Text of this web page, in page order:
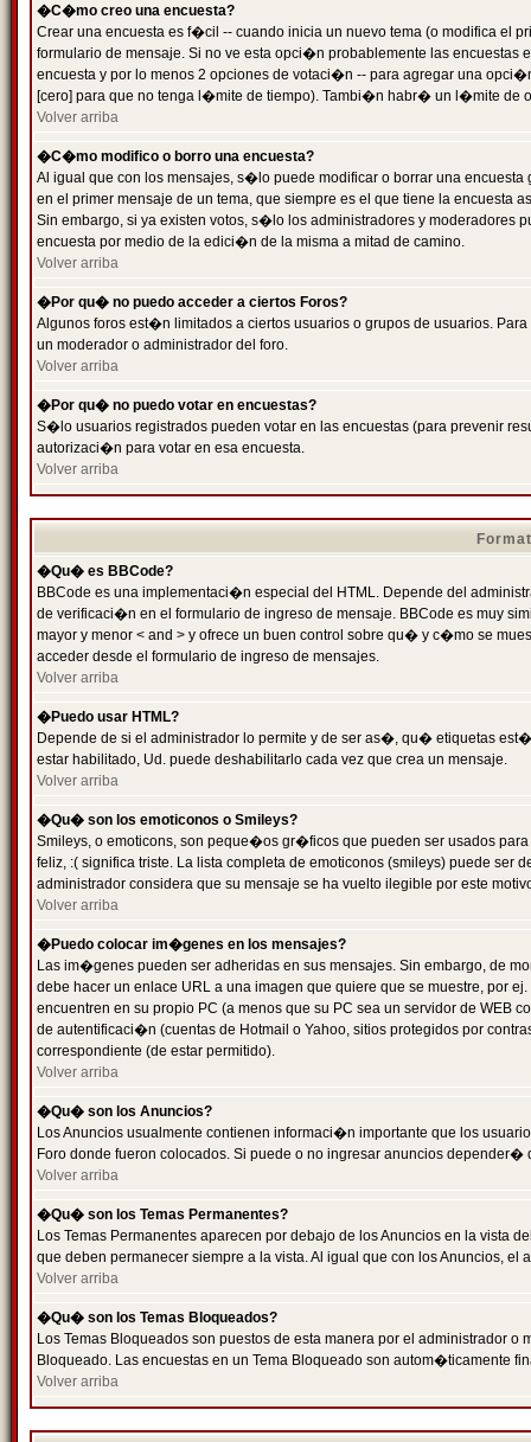
�C�mo creo una encuesta?
Crear una encuesta es f�cil -- cuando inicia un nuevo tema (o modifica el
formulario de mensaje. Si no ve esta opci�n probablemente las
encuesta y por lo menos 2 opciones de votaci�n -- para agregar una
[cero] para que no tenga l�mite de tiempo). Tambi�n habr� un l�mite de
Volver arriba
�C�mo modifico o borro una encuesta?
Al igual que con los mensajes, s�lo puede modificar o borrar una
en el primer mensaje de un tema, que siempre es el que tiene la encuesta
Sin embargo, si ya existen votos, s�lo los administradores y moderadores
encuesta por medio de la edici�n de la misma a mitad de camino.
Volver arriba
�Por qu� no puedo acceder a ciertos Foros?
Algunos foros est�n limitados a ciertos usuarios o grupos de usuarios.
un moderador o administrador del foro.
Volver arriba
�Por qu� no puedo votar en encuestas?
S�lo usuarios registrados pueden votar en las encuestas (para prevenir
autorizaci�n para votar en esa encuesta.
Volver arriba
�Qu� es BBCode?
BBCode es una implementaci�n especial del HTML. Depende del
de verificaci�n en el formulario de ingreso de mensaje. BBCode es muy
mayor y menor < and > y ofrece un buen control sobre qu� y c�mo se
acceder desde el formulario de ingreso de mensajes.
Volver arriba
�Puedo usar HTML?
Depende de si el administrador lo permite y de ser as�, qu� etiquetas
estar habilitado, Ud. puede deshabilitarlo cada vez que crea un mensaje.
Volver arriba
�Qu� son los emoticonos o Smileys?
Smileys, o emoticons, son peque�os gr�ficos que pueden ser usados
feliz, :( significa triste. La lista completa de emoticonos (smileys) puede
administrador considera que su mensaje se ha vuelto ilegible por este
Volver arriba
�Puedo colocar im�genes en los mensajes?
Las im�genes pueden ser adheridas en sus mensajes. Sin embargo, de
debe hacer un enlace URL a una imagen que quiere que se muestre, por
encuentren en su propio PC (a menos que su PC sea un servidor de
de autentificaci�n (cuentas de Hotmail o Yahoo, sitios protegidos por
correspondiente (de estar permitido).
Volver arriba
�Qu� son los Anuncios?
Los Anuncios usualmente contienen informaci�n importante que los
Foro donde fueron colocados. Si puede o no ingresar anuncios
Volver arriba
�Qu� son los Temas Permanentes?
Los Temas Permanentes aparecen por debajo de los Anuncios en la
que deben permanecer siempre a la vista. Al igual que con los Anuncios,
Volver arriba
�Qu� son los Temas Bloqueados?
Los Temas Bloqueados son puestos de esta manera por el administrador
Bloqueado. Las encuestas en un Tema Bloqueado son autom�ticamente
Volver arriba